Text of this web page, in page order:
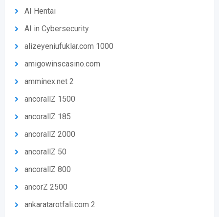
AI Hentai
AI in Cybersecurity
alizeyeniufuklar.com 1000
amigowinscasino.com
amminex.net 2
ancorallZ 1500
ancorallZ 185
ancorallZ 2000
ancorallZ 50
ancorallZ 800
ancorZ 2500
ankaratarotfali.com 2